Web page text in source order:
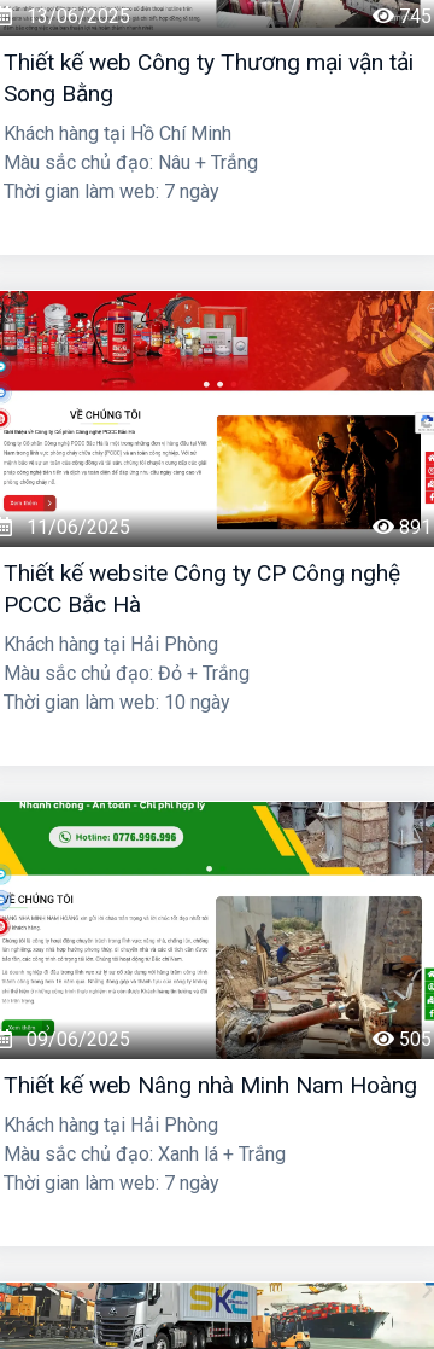
13/06/2025 745
Thiết kế web Công ty Thương mại vận tải
Song Bằng
Khách hàng tại Hồ Chí Minh
Màu sắc chủ đạo: Nâu + Trắng
Thời gian làm web: 7 ngày
11/06/2025 891
Thiết kế website Công ty CP Công nghệ
PCCC Bắc Hà
Khách hàng tại Hải Phòng
Màu sắc chủ đạo: Đỏ + Trắng
Thời gian làm web: 10 ngày
09/06/2025 505
Thiết kế web Nâng nhà Minh Nam Hoàng
Khách hàng tại Hải Phòng
Màu sắc chủ đạo: Xanh lá + Trắng
Thời gian làm web: 7 ngày